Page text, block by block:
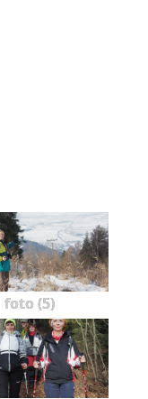
foto (5)